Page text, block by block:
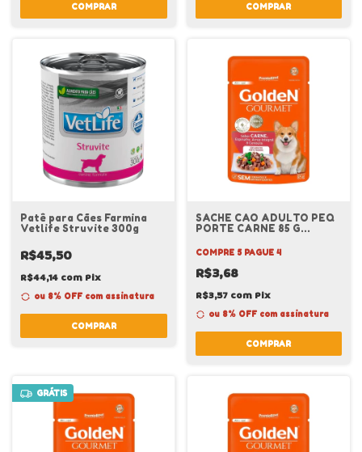
COMPRAR COMPRAR
Patê para Cães Farmina
Vetlife Struvite 300g
R$45,50
R$44,14 com Pix
ou 8% OFF com assinatura
COMPRAR
SACHE CAO ADULTO PEQ
PORTE CARNE 85 G
COMPRE 5 PAGUE 4
R$3,68
R$3,57 com Pix
ou 8% OFF com assinatura
COMPRAR
GRÁTIS